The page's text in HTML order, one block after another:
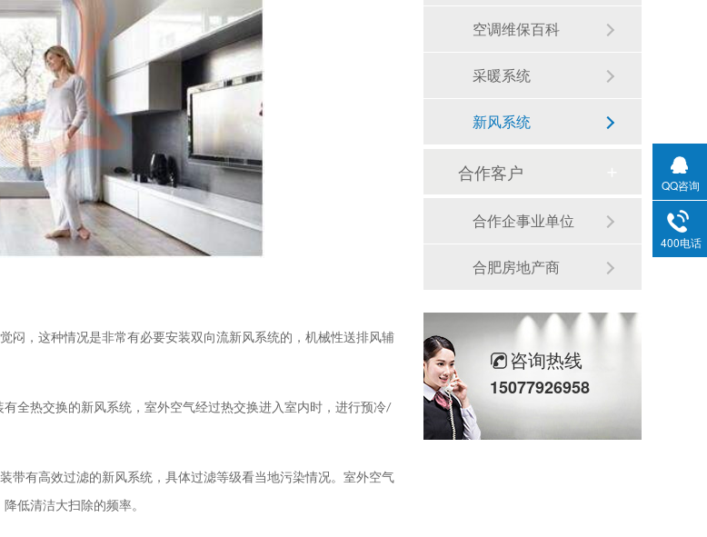
闷，这种情况是非常有必要安装双向流新风系统的，机械性送排风辅
全热交换的新风系统，室外空气经过热交换进入室内时，进行预冷/
带有高效过滤的新风系统，具体过滤等级看当地污染情况。室外空气
低清洁大扫除的频率。
空调维保百科
采暖系统
新风系统
合作客户
合作企事业单位
合肥房地产商
咨询热线
15077926958
QQ咨询
400电话